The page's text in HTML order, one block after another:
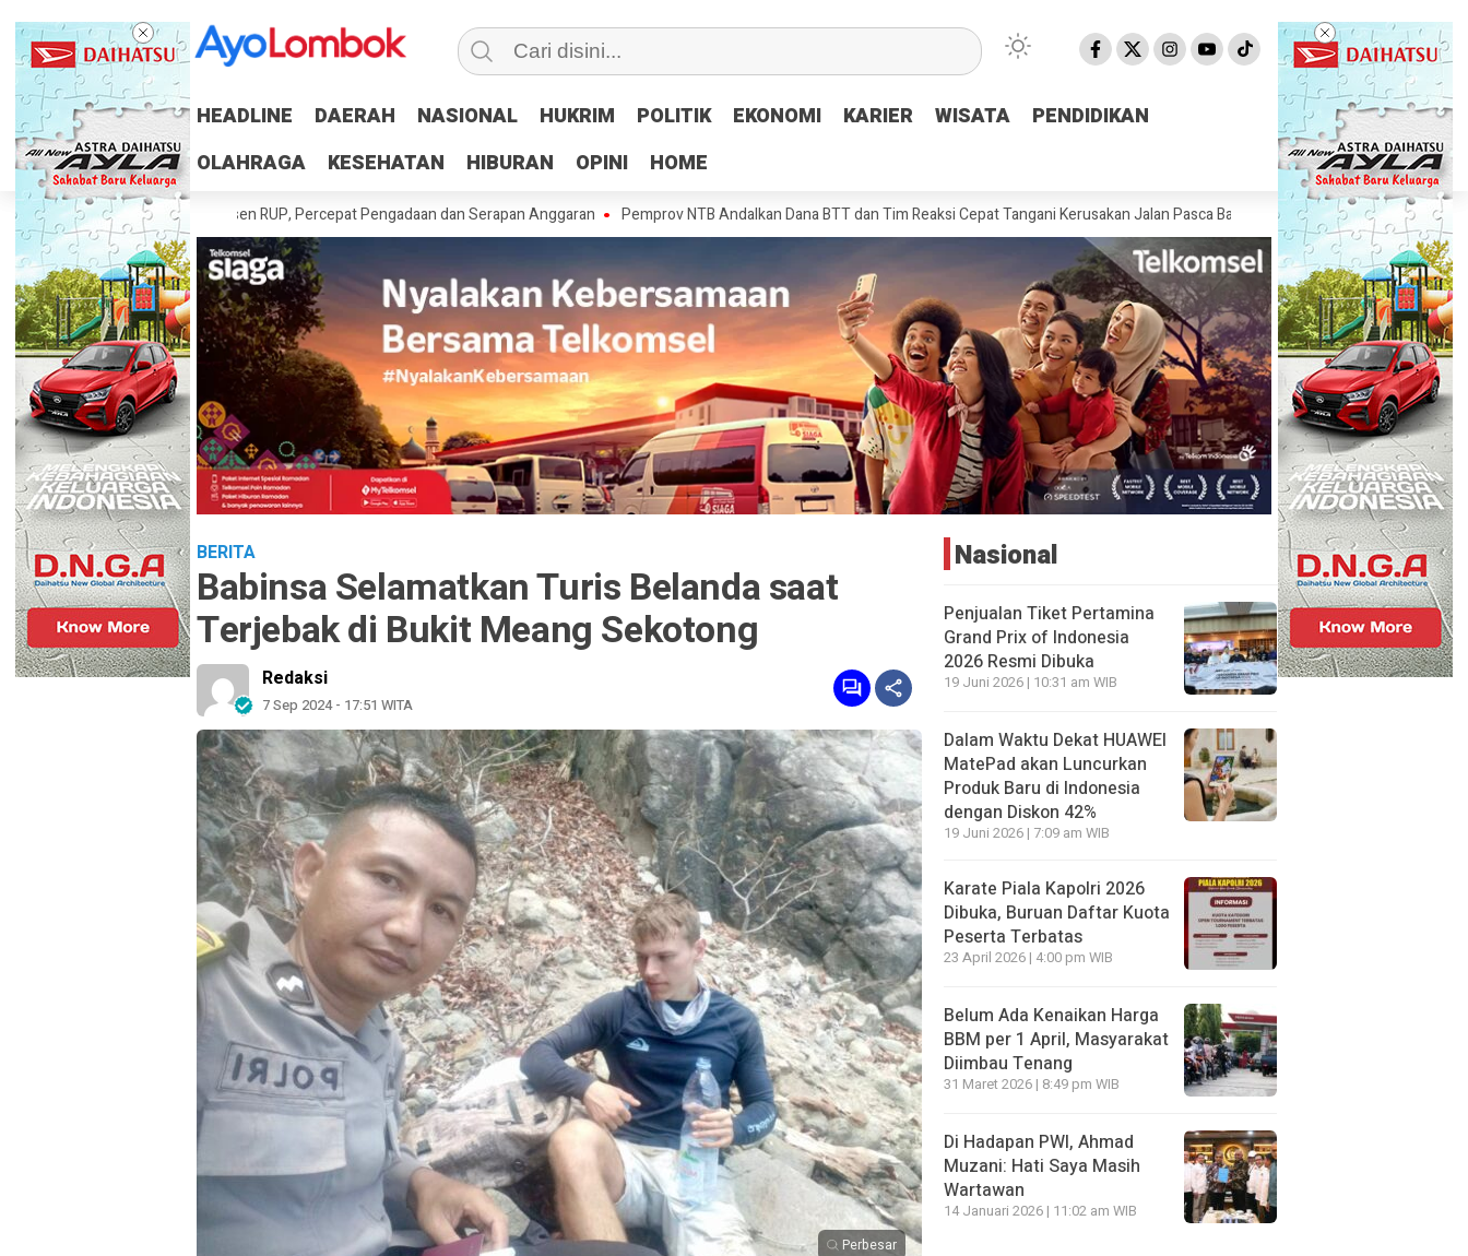
HEADLINE DAERAH NASIONAL HUKRIM POLITIK EKONOMI KARIER WISATA
PENDIDIKAN
OLAHRAGA
KESEHATAN HIBURAN OPINI HOME
HEADLINE DAERAH NASIONAL HUKRIM POLITIK EKONOMI KARIER WISATA
PENDIDIKAN
OLAHRAGA
KESEHATAN HIBURAN OPINI HOME
Tuntaskan 100 Persen RUP, Percepat Pengadaan dan Serapan Anggaran Pemprov NTB Andalkan Dana BTT dan Tim Reaksi Cepat Tangani Kerusakan Jalan Pasca Banjir Pemprov NTB Segera Luncurkan
BERITA
Babinsa Selamatkan Turis Belanda saat
Terjebak di Bukit Meang Sekotong
Redaksi
7 Sep 2024 - 17:51 WITA
Perbesar
Nasional
Penjualan Tiket Pertamina
Grand Prix of Indonesia
2026 Resmi Dibuka
19 Juni 2026 | 10:31 am WIB
Dalam Waktu Dekat HUAWEI
MatePad akan Luncurkan
Produk Baru di Indonesia
dengan Diskon 42%
19 Juni 2026 | 7:09 am WIB
Karate Piala Kapolri 2026
Dibuka, Buruan Daftar Kuota
Peserta Terbatas
23 April 2026 | 4:00 pm WIB
Belum Ada Kenaikan Harga
BBM per 1 April, Masyarakat
Diimbau Tenang
31 Maret 2026 | 8:49 pm WIB
Di Hadapan PWI, Ahmad
Muzani: Hati Saya Masih
Wartawan
14 Januari 2026 | 11:02 am WIB